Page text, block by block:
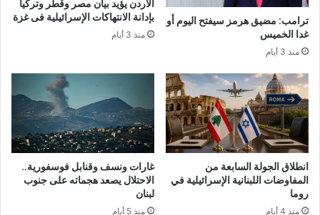
ترامب: مضيق هرمز سيفتح اليوم أو
غدا الخميس
منذ 3 أيام
الأردن يؤيد بيان مصر وقطر وتركيا
بإدانة الانتهاكات الإسرائيلية فى غزة
منذ 3 أيام
انطلاق الجولة السابعة من
المفاوضات اللبنانية الإسرائيلية في
روما
منذ 4 أيام
غارات ونسف وقنابل فوسفورية..
الاحتلال يصعد هجماته على جنوب
لبنان
منذ 5 أيام